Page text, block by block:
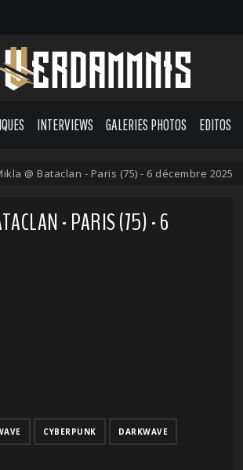
INTERVIEWS GALERIES PHOTOS EDITOS
@ Bataclan - Paris (75) - 6 décembre 2025
- PARIS (75) - 6
CYBERPUNK DARKWAVE